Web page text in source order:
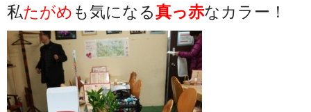
私たがめ も気になる真っ赤なカラー！